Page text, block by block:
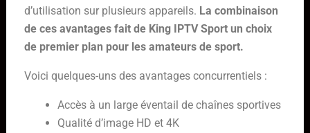
d’utilisation sur plusieurs appareils. La combinaison
de ces avantages fait de King IPTV Sport un choix
de premier plan pour les amateurs de sport.
Voici quelques-uns des avantages concurrentiels :
Accès à un large éventail de chaînes sportives
Qualité d’image HD et 4K